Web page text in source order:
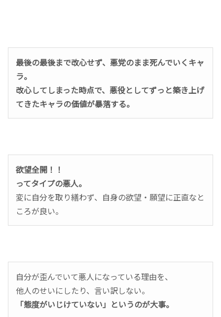
最後の最後まで改心せず、悪党のまま死んでいくキャ
ラ。
改心してしまった時点で、悪役としてずっと築き上げ
てきたキャラの価値が暴落する。
欲望全開！！
ってタイプの悪人。
変に自分を取り繕わず、自身の欲望・願望に正直なと
ころが良い。
自分が歪んでいて悪人になっている理由を、
他人のせいにしたり、言い訳しない。
「態度がいじけていない」というのが大事。